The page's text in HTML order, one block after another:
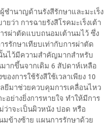
ำนาญด้านรังสีรักษาและมะเร็ง
ว่า การฉายรังสีโรคมะเร็งเต้า
รผ่าตัดแบบถนอมเต้านมไว้ ซึ่ง
รรักษาเทียบเท่ากับการผ่าตัด
นไว้มีความสำคัญมากสำหรับ
ากขึ้นจากเดิม 6 สัปดาห์เหลือ
งการใช้รังสีใช้เวลาเพียง 10
ยีมาช่วยควบคุมการเคลื่อนไหว
อย่างยิ่งการหายใจ ทำให้มีการ
ว่าจะเป็นผิวหนัง ปอด หรือ
มข้างซ้าย แผนการรักษาด้วย